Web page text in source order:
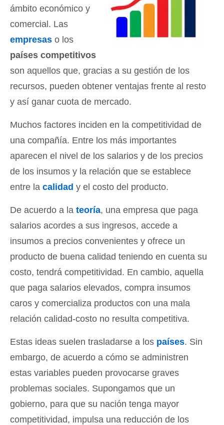
ámbito económico y
comercial. Las
empresas o los
países competitivos
son aquellos que, gracias a su gestión de los
recursos, pueden obtener ventajas frente al resto
y así ganar cuota de mercado.
Muchos factores inciden en la competitividad de
una compañía. Entre los más importantes
aparecen el nivel de los salarios y de los precios
de los insumos y la relación que se establece
entre la calidad y el costo del producto.
De acuerdo a la teoría, una empresa que paga
salarios acordes a sus ingresos, accede a
insumos a precios convenientes y ofrece un
producto de buena calidad teniendo en cuenta su
costo, tendrá competitividad. En cambio, aquella
que paga salarios elevados, compra insumos
caros y comercializa productos con una mala
relación calidad-costo no resulta competitiva.
Estas ideas suelen trasladarse a los países. Sin
embargo, de acuerdo a cómo se administren
estas variables pueden provocarse graves
problemas sociales. Supongamos que un
gobierno, para que su nación tenga mayor
competitividad, impulsa una reducción de los